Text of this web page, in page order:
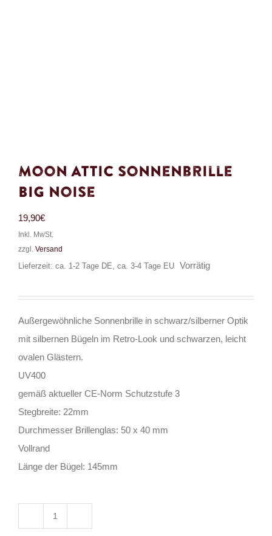
Moon Attic Sonnenbrille
Big Noise
19,90€
Inkl. MwSt.
zzgl. Versand
Lieferzeit: ca. 1-2 Tage DE, ca. 3-4 Tage EU
Vorrätig
Außergewöhnliche Sonnenbrille in schwarz/silberner Optik
mit silbernen Bügeln im Retro-Look und schwarzen, leicht
ovalen Glästern.
UV400
gemäß aktueller CE-Norm Schutzstufe 3
Stegbreite: 22mm
Durchmesser Brillenglas: 50 x 40 mm
Vollrand
Länge der Bügel: 145mm